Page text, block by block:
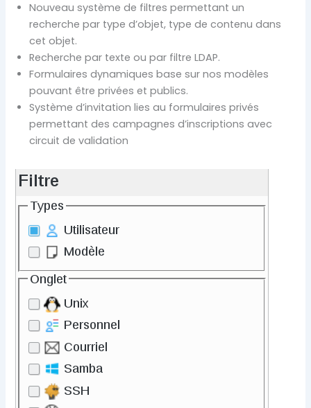
Nouveau système de filtres permettant un
recherche par type d’objet, type de contenu dans
cet objet.
Recherche par texte ou par filtre LDAP.
Formulaires dynamiques base sur nos modèles
pouvant être privées et publics.
Système d’invitation lies au formulaires privés
permettant des campagnes d’inscriptions avec
circuit de validation